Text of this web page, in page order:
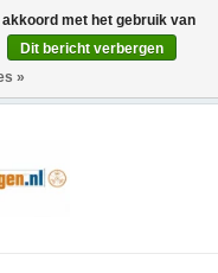
met het gebruik van
Dit bericht verbergen
»